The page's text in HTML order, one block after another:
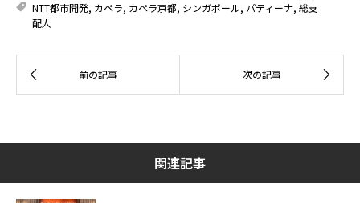
NTT都市開発, カペラ, カペラ京都, シンガポール, パティーナ, 総支
配人
関連記事